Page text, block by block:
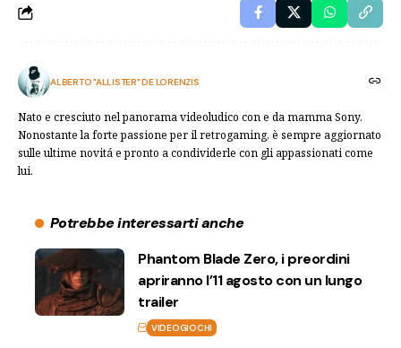
ALBERTO "ALLISTER" DE LORENZIS
Nato e cresciuto nel panorama videoludico con e da mamma Sony.
Nonostante la forte passione per il retrogaming, è sempre aggiornato
sulle ultime novitá e pronto a condividerle con gli appassionati come
lui.
Potrebbe interessarti anche
Phantom Blade Zero, i preordini
apriranno l’11 agosto con un lungo
trailer
VIDEOGIOCHI